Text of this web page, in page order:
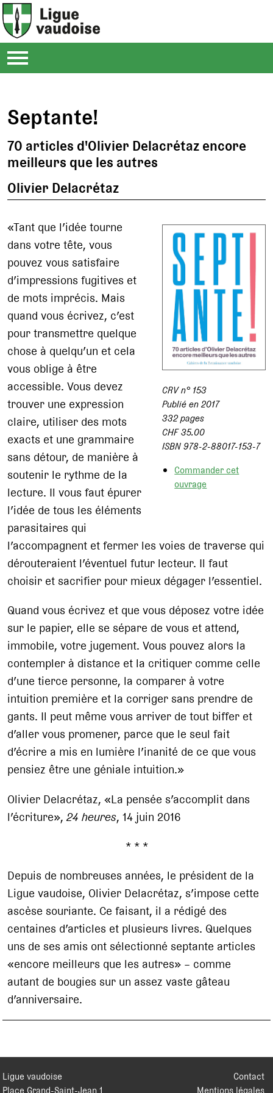
Septante!
70 articles d'Olivier Delacrétaz encore
meilleurs que les autres
Olivier Delacrétaz
CRV n° 153
Publié en 2017
332 pages
CHF 35.00
ISBN 978-2-88017-153-7
Commander cet
ouvrage
«Tant que l’idée tourne
dans votre tête, vous
pouvez vous satisfaire
d’impressions fugitives et
de mots imprécis. Mais
quand vous écrivez, c’est
pour transmettre quelque
chose à quelqu’un et cela
vous oblige à être
accessible. Vous devez
trouver une expression
claire, utiliser des mots
exacts et une grammaire
sans détour, de manière à
soutenir le rythme de la
lecture. Il vous faut épurer
l’idée de tous les éléments
parasitaires qui
l’accompagnent et fermer les voies de traverse qui
dérouteraient l’éventuel futur lecteur. Il faut
choisir et sacrifier pour mieux dégager l’essentiel.
Quand vous écrivez et que vous déposez votre idée
sur le papier, elle se sépare de vous et attend,
immobile, votre jugement. Vous pouvez alors la
contempler à distance et la critiquer comme celle
d’une tierce personne, la comparer à votre
intuition première et la corriger sans prendre de
gants. Il peut même vous arriver de tout biffer et
d’aller vous promener, parce que le seul fait
d’écrire a mis en lumière l’inanité de ce que vous
pensiez être une géniale intuition.»
Olivier Delacrétaz, «La pensée s’accomplit dans
l’écriture»,24 heures, 14 juin 2016
* * *
Depuis de nombreuses années, le président de la
Ligue vaudoise, Olivier Delacrétaz, s’impose cette
ascèse souriante. Ce faisant, il a rédigé des
centaines d’articles et plusieurs livres. Quelques
uns de ses amis ont sélectionné septante articles
«encore meilleurs que les autres» – comme
autant de bougies sur un assez vaste gâteau
d’anniversaire.
Contact
Ligue vaudoise